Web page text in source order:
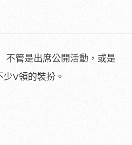
不管是出席公開活動，或是
V領的裝扮。